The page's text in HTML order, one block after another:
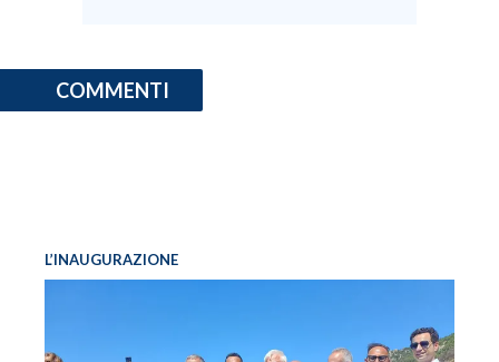
COMMENTI
L’INAUGURAZIONE